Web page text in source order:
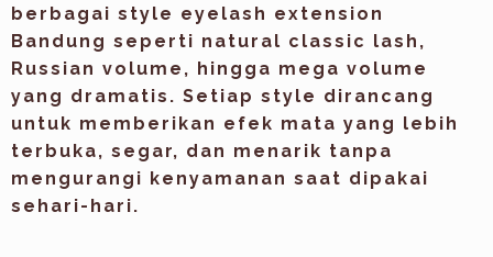
berbagai style eyelash extension
Bandung seperti natural classic lash,
Russian volume, hingga mega volume
yang dramatis. Setiap style dirancang
untuk memberikan efek mata yang lebih
terbuka, segar, dan menarik tanpa
mengurangi kenyamanan saat dipakai
sehari-hari.